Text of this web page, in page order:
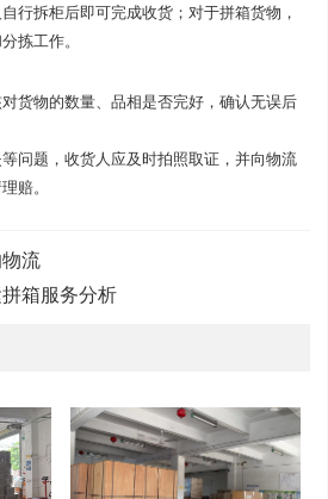
行拆柜后即可完成收货；对于拼箱货物，
拣工作。
货物的数量、品相是否完好，确认无误后
问题，收货人应及时拍照取证，并向物流
赔。
流
箱服务分析